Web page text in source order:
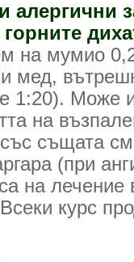
алергични
горните
на мумио
мед,
1:20). Може
на
същата
(при
на лечение
курс